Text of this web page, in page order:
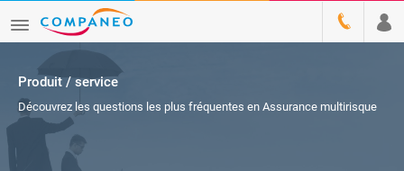
Produit / service
Découvrez les questions les plus fréquentes en Assurance multirisque